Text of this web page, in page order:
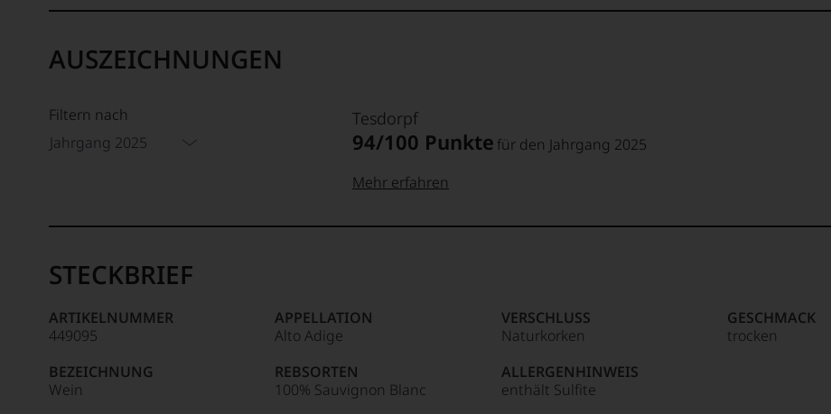
AUSZEICHNUNGEN
Filtern nach
Jahrgang 2025
Tesdorpf
94/100 Punkte für den Jahrgang 2025
99–100 Punkte:
Tesdorpf
für
Wine«,
für
die
Mehr erfahren
STECKBRIEF
ARTIKELNUMMER
449095
BEZEICHNUNG
Wein
APPELLATION
Alto Adige
REBSORTEN
100% Sauvignon Blanc
VERSCHLUSS
Naturkorken
ALLERGENHINWEIS
enthält Sulfite
GESCHMACK
trocken